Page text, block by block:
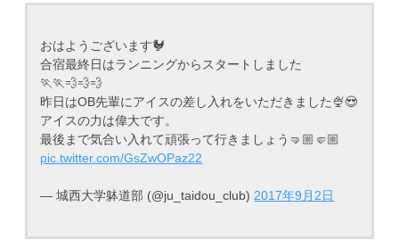
おはようございます🐓
合宿最終日はランニングからスタートしました
🏃🏃💨💨💨
昨日はOB先輩にアイスの差し入れをいただきました🍨😍
アイスの力は偉大です。
最後まで気合い入れて頑張って行きましょう🤜🏼🤛🏼
pic.twitter.com/GsZwOPaz22
— 城西大学躰道部 (@ju_taidou_club) 2017年9月2日